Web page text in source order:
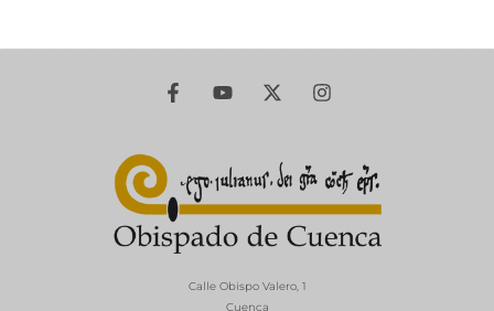
Calle Obispo Valero, 1
Cuenca